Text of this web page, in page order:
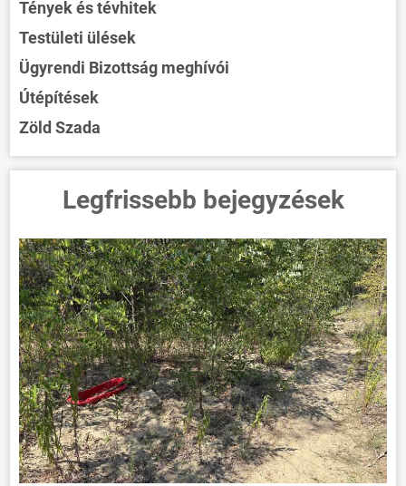
Tények és tévhitek
Testületi ülések
Ügyrendi Bizottság meghívói
Útépítések
Zöld Szada
Legfrissebb bejegyzések